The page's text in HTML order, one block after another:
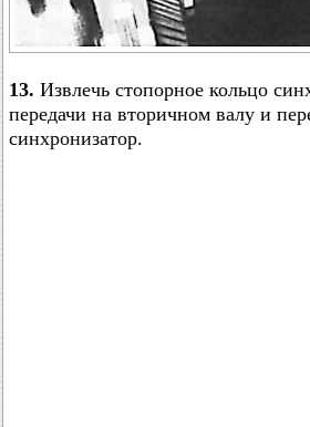
13. Извлечь стопорное кольцо
передачи на вторичном валу и
синхронизатор.